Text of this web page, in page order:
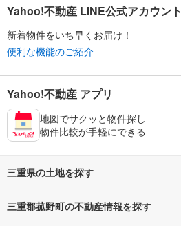
Yahoo!不動産 LINE公式アカウント
新着物件をいち早くお届け！
便利な機能のご紹介
Yahoo!不動産 アプリ
地図でサクッと物件探し
物件比較が手軽にできる
三重県の土地を探す
路線・駅から探す
三重郡菰野町の不動産情報を探す